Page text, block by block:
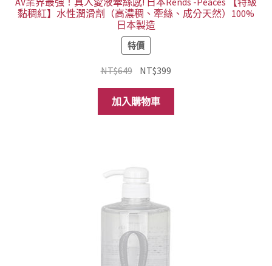
黏稠紅】水性潤滑劑（高濃稠、牽絲、成分天然）100%
日本製造
特價
NT$649 原
價
格：
NT$399
格：
加入購物車